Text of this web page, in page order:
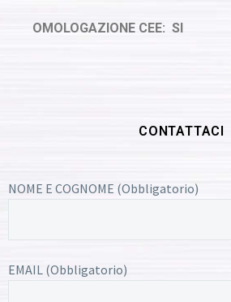
OMOLOGAZIONE CEE: SI
CONTATTACI
NOME E COGNOME (Obbligatorio)
EMAIL (Obbligatorio)